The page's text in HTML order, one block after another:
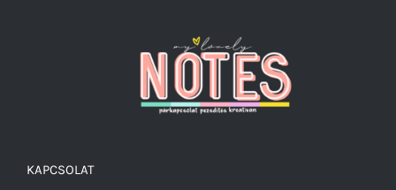
KAPCSOLAT